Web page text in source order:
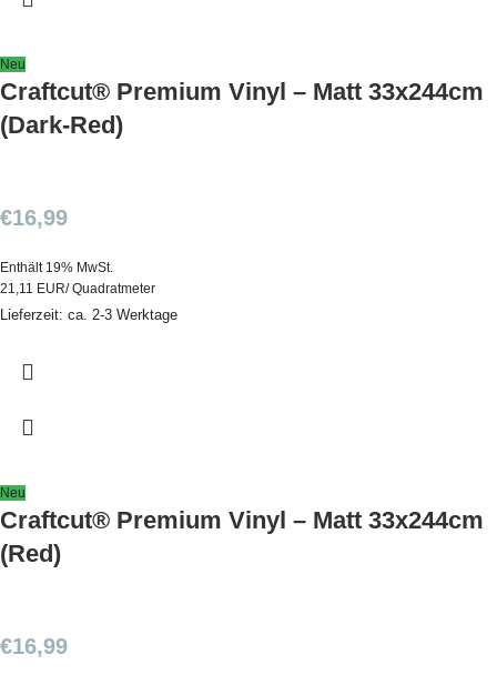
Neu
Craftcut® Premium Vinyl – Matt 33x244cm
(Dark-Red)
€16,99
Enthält 19% MwSt.
21,11 EUR/ Quadratmeter
Lieferzeit: ca. 2-3 Werktage
Neu
Craftcut® Premium Vinyl – Matt 33x244cm
(Red)
€16,99